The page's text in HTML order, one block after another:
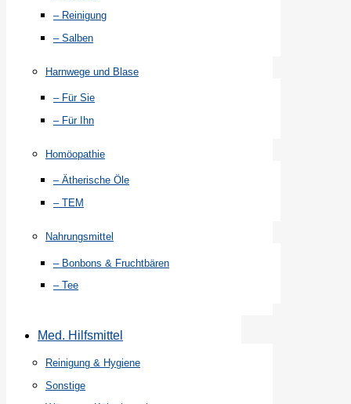
– Reinigung
– Salben
Harnwege und Blase
– Für Sie
– Für Ihn
Homöopathie
– Ätherische Öle
– TEM
Nahrungsmittel
– Bonbons & Fruchtbären
– Tee
Med. Hilfsmittel
Reinigung & Hygiene
Sonstige